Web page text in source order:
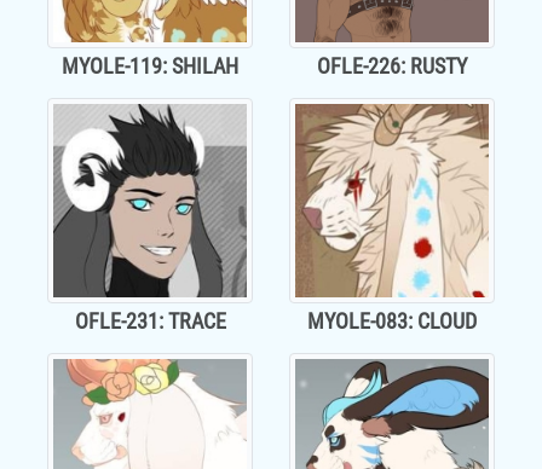
MYOLE-119: SHILAH OFLE-226: RUSTY
OFLE-231: TRACE MYOLE-083: CLOUD